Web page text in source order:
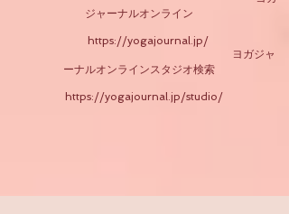
ジャーナルオンライン
https://yogajournal.jp/
ヨガジャ
ーナルオンラインスタジオ検索
https://yogajournal.jp/studio/